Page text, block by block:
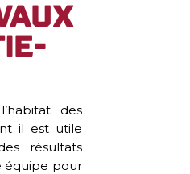
des
il est utile
résultats
équipe pour